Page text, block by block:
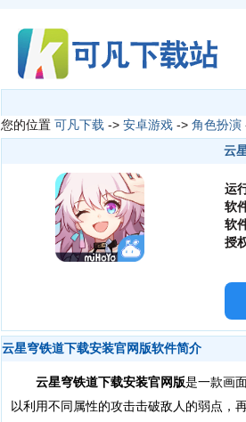
您的位置 可凡下载 -> 安卓游戏 -> 角色扮演
云
运
软
软
授
云星穹铁道下载安装官网版软件简介
云星穹铁道下载安装官网版是一款画
以利用不同属性的攻击击破敌人的弱点，